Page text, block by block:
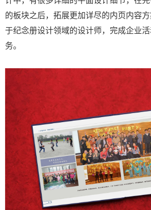
的板块之后，拓展更加详尽的内页内容
于纪念册设计领域的设计师，完成企业
务。